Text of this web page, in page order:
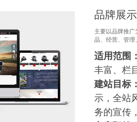
品牌展
主要以品牌推
品、经营、管理
适用范围
丰富、栏
建站目标
示，全站
务的宣传